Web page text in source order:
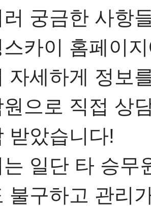
러 궁금한 사항
스카이 홈페이
자세하게 정보
원으로 직접 상
받았습니다!
는 일단 타 승무
불구하고 관리